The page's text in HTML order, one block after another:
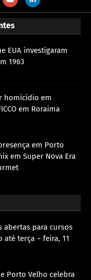
EUA investigaram
1963
homicídio em
em Roraima
em Porto
em Super Nova Era
abertas para cursos
terça – feira, 11
Porto Velho celebra